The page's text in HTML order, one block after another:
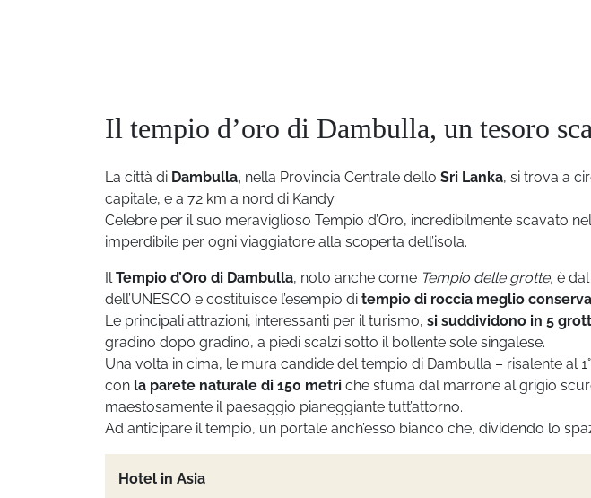
Il tempio d’oro di Dambulla, un tesoro
La città di Dambulla, nella Provincia Centrale dello Sri Lanka, si trova a
capitale, e a 72 km a nord di Kandy.
Celebre per il suo meraviglioso Tempio d’Oro, incredibilmente scavato
imperdibile per ogni viaggiatore alla scoperta dell’isola.
IlTempio d’Oro di Dambulla, noto anche come Tempio delle grotte, è dal
dell’UNESCO e costituisce l’esempio di tempio di roccia meglio
Le principali attrazioni, interessanti per il turismo, si suddividono in 5
gradino dopo gradino, a piedi scalzi sotto il bollente sole singalese.
Una volta in cima, le mura candide del tempio di Dambulla – risalente al
con la parete naturale di 150 metri che sfuma dal marrone al grigio
maestosamente il paesaggio pianeggiante tutt’attorno.
Ad anticipare il tempio, un portale anch’esso bianco che, dividendo lo
Hotel in Asia